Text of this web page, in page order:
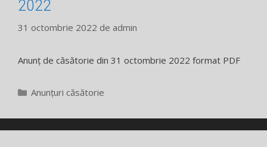
2022
31 octombrie 2022 de admin
Anunț de căsătorie din 31 octombrie 2022 format PDF
Categorii
Anunțuri căsătorie